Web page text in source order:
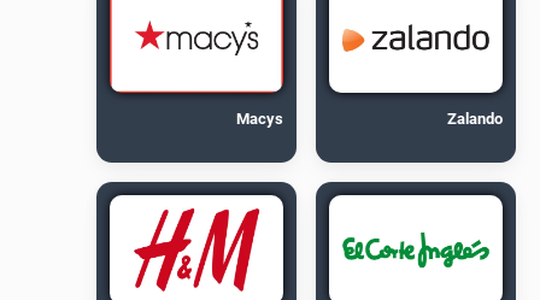
Zalando
Macys